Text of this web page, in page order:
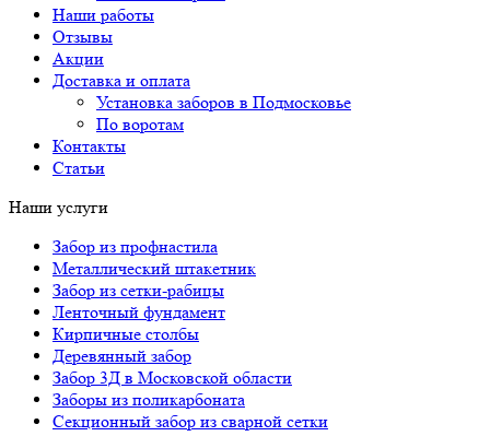
Наши работы
Отзывы
Акции
Доставка и оплата
Установка заборов в Подмосковье
По воротам
Контакты
Статьи
Наши услуги
Забор из профнастила
Металлический штакетник
Забор из сетки-рабицы
Ленточный фундамент
Кирпичные столбы
Деревянный забор
Забор 3Д в Московской области
Заборы из поликарбоната
Секционный забор из сварной сетки